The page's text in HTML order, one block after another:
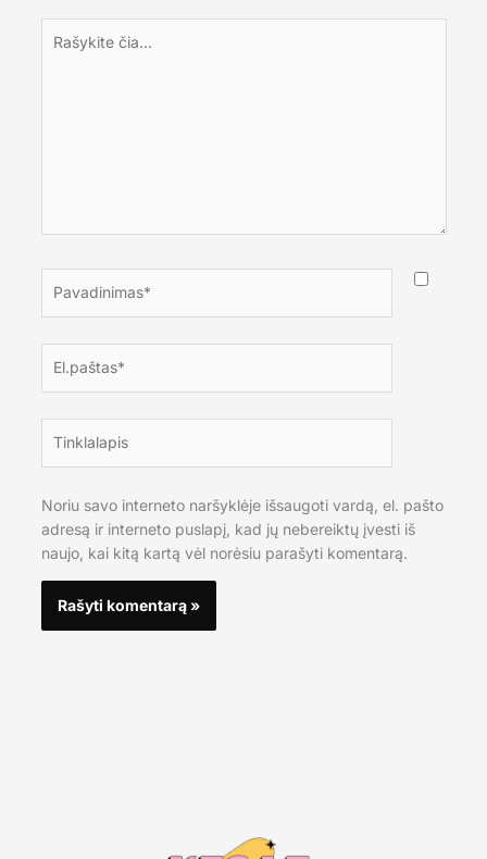
čia...
Noriu savo interneto naršyklėje išsaugoti vardą, el. pašto
adresą ir interneto puslapį, kad jų nebereiktų įvesti iš
naujo, kai kitą kartą vėl norėsiu parašyti komentarą.